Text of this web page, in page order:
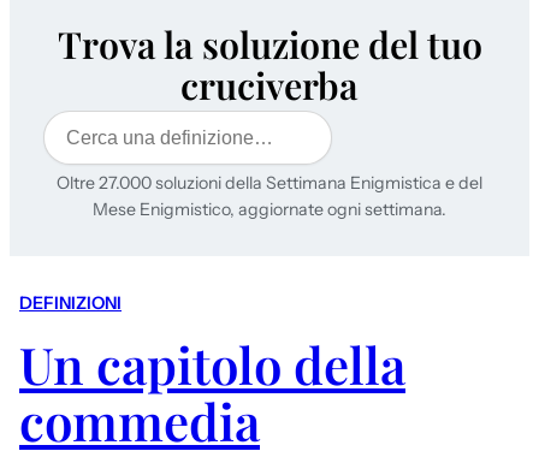
Trova la soluzione del tuo
cruciverba
Cerca
Oltre 27.000 soluzioni della Settimana Enigmistica e del
Mese Enigmistico, aggiornate ogni settimana.
DEFINIZIONI
Un capitolo della
commedia